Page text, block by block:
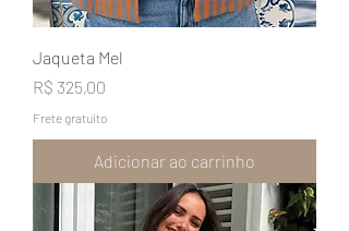
Jaqueta Mel
Preço
R$ 325,00
Frete gratuito
Adicionar ao carrinho